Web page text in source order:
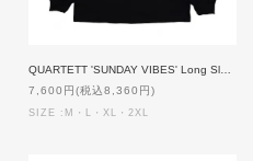
7,600円(税込8,360円)
SIZE :M・L・XL・2XL